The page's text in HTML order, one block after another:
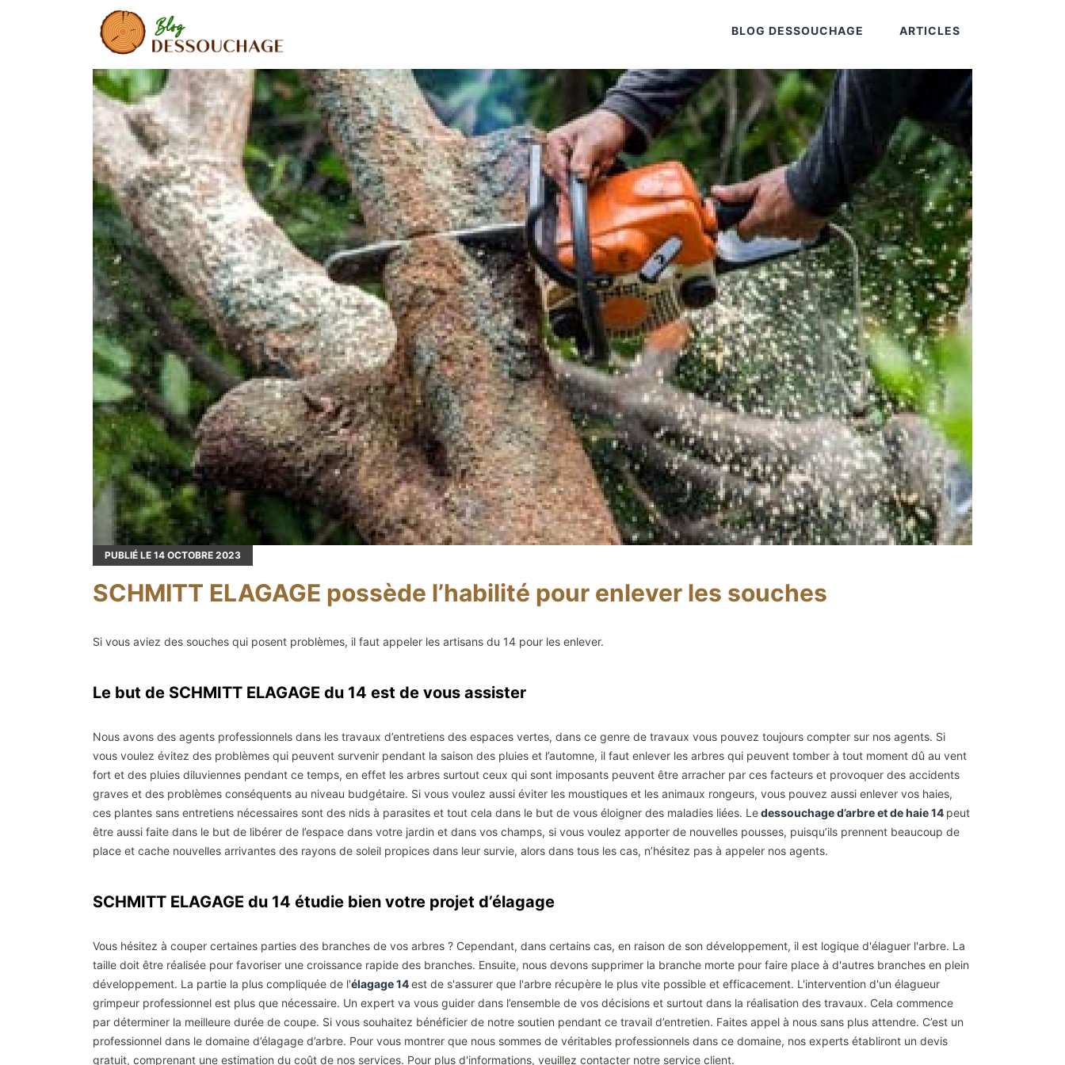
BLOG DESSOUCHAGE ARTICLES
PUBLIÉ LE 14 OCTOBRE 2023
SCHMITT ELAGAGE possède l’habilité pour enlever les souches
Si vous aviez des souches qui posent problèmes, il faut appeler les artisans du 14 pour les enlever.
Le but de SCHMITT ELAGAGE du 14 est de vous assister
Nous avons des agents professionnels dans les travaux d’entretiens des espaces vertes, dans ce genre de travaux vous pouvez toujours compter sur nos agents. Si
vous voulez évitez des problèmes qui peuvent survenir pendant la saison des pluies et l’automne, il faut enlever les arbres qui peuvent tomber à tout moment dû au vent
fort et des pluies diluviennes pendant ce temps, en effet les arbres surtout ceux qui sont imposants peuvent être arracher par ces facteurs et provoquer des accidents
graves et des problèmes conséquents au niveau budgétaire. Si vous voulez aussi éviter les moustiques et les animaux rongeurs, vous pouvez aussi enlever vos haies,
ces plantes sans entretiens nécessaires sont des nids à parasites et tout cela dans le but de vous éloigner des maladies liées. Ledessouchage d’arbre et de haie 14 peut
être aussi faite dans le but de libérer de l’espace dans votre jardin et dans vos champs, si vous voulez apporter de nouvelles pousses, puisqu’ils prennent beaucoup de
place et cache nouvelles arrivantes des rayons de soleil propices dans leur survie, alors dans tous les cas, n’hésitez pas à appeler nos agents.
SCHMITT ELAGAGE du 14 étudie bien votre projet d’élagage
Vous hésitez à couper certaines parties des branches de vos arbres ? Cependant, dans certains cas, en raison de son développement, il est logique d'élaguer l'arbre. La
taille doit être réalisée pour favoriser une croissance rapide des branches. Ensuite, nous devons supprimer la branche morte pour faire place à d'autres branches en plein
développement. La partie la plus compliquée de l'élagage 14est de s'assurer que l'arbre récupère le plus vite possible et efficacement. L'intervention d'un élagueur
grimpeur professionnel est plus que nécessaire. Un expert va vous guider dans l’ensemble de vos décisions et surtout dans la réalisation des travaux. Cela commence
par déterminer la meilleure durée de coupe. Si vous souhaitez bénéficier de notre soutien pendant ce travail d’entretien. Faites appel à nous sans plus attendre. C’est un
professionnel dans le domaine d’élagage d’arbre. Pour vous montrer que nous sommes de véritables professionnels dans ce domaine, nos experts établiront un devis
gratuit, comprenant une estimation du coût de nos services. Pour plus d'informations, veuillez contacter notre service client.